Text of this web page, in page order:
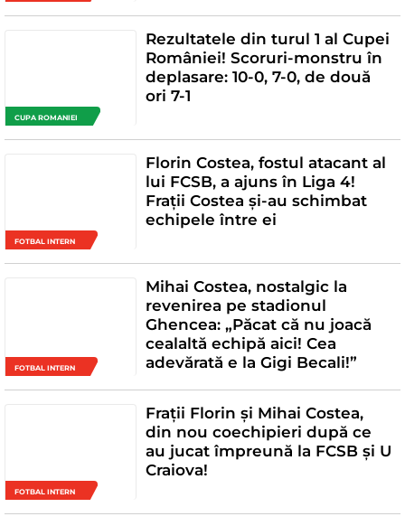
CUPA ROMANIEI
Rezultatele din turul 1 al Cupei
României! Scoruri-monstru în
deplasare: 10-0, 7-0, de două
ori 7-1
FOTBAL INTERN
Florin Costea, fostul atacant al
lui FCSB, a ajuns în Liga 4!
Frații Costea și-au schimbat
echipele între ei
FOTBAL INTERN
Mihai Costea, nostalgic la
revenirea pe stadionul
Ghencea: „Păcat că nu joacă
cealaltă echipă aici! Cea
adevărată e la Gigi Becali!”
FOTBAL INTERN
Frații Florin și Mihai Costea,
din nou coechipieri după ce
au jucat împreună la FCSB și U
Craiova!